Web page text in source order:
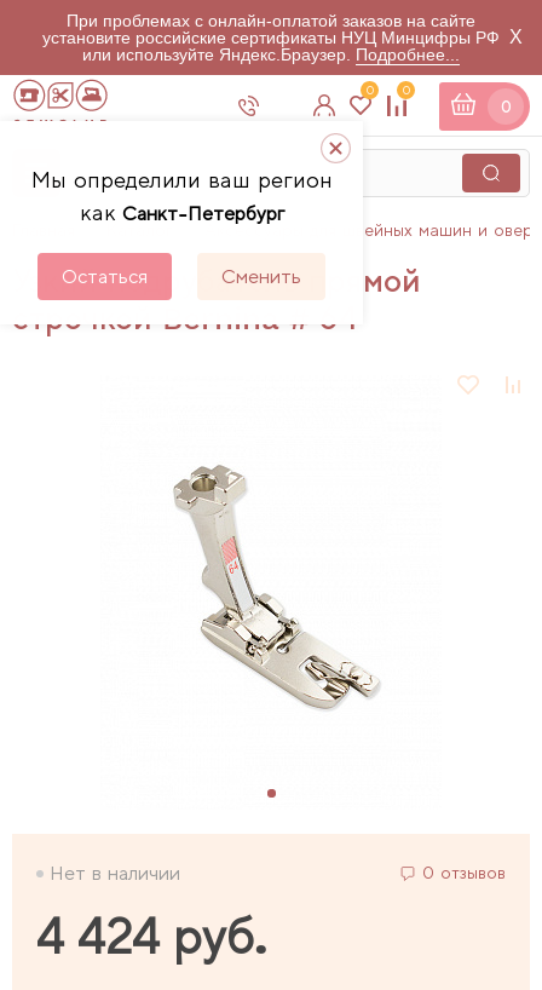
При проблемах с онлайн-оплатой заказов на сайте
установите российские сертификаты НУЦ Минцифры РФ
или используйте Яндекс.Браузер. Подробнее...
X
Мы определили ваш регион
как Санкт-Петербург
Остаться Сменить
0 0
0
Аксессуары для швейных машин и
Узкий подрубатель прямой
строчкой Bernina # 64
Нет в наличии 0 отзывов
4 424 руб.